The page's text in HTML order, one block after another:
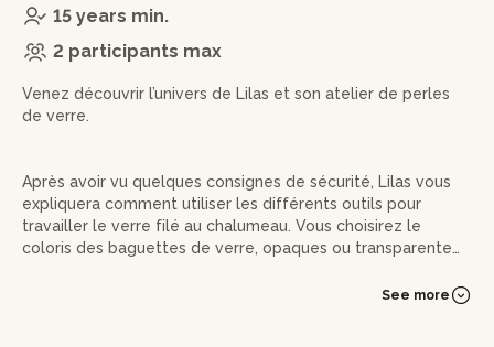
15 years min.
2 participants max
Venez découvrir l’univers de Lilas et son atelier de perles
de verre.
Après avoir vu quelques consignes de sécurité, Lilas vous
expliquera comment utiliser les différents outils pour
travailler le verre filé au chalumeau. Vous choisirez le
coloris des baguettes de verre, opaques ou transparentes,
See more